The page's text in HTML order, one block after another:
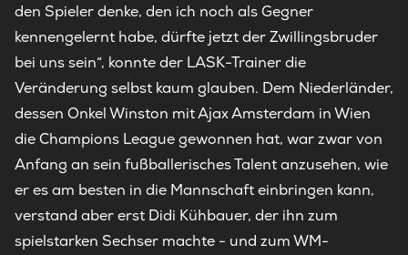
den Spieler denke, den ich noch als Gegner
kennengelernt habe, dürfte jetzt der Zwillingsbruder
bei uns sein“, konnte der LASK-Trainer die
Veränderung selbst kaum glauben. Dem Niederländer,
dessen Onkel Winston mit Ajax Amsterdam in Wien
die Champions League gewonnen hat, war zwar von
Anfang an sein fußballerisches Talent anzusehen, wie
er es am besten in die Mannschaft einbringen kann,
verstand aber erst Didi Kühbauer, der ihn zum
spielstarken Sechser machte - und zum WM-